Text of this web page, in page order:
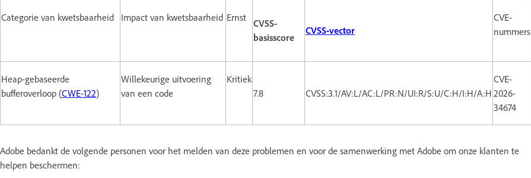
Categorie van kwetsbaarheid Impact van kwetsbaarheid Ernst CVSS-
basisscore
CVSS-vector
CVE-
nummers
Heap-gebaseerde
bufferoverloop (CWE-122)
Willekeurige uitvoering
van een code
Kritiek
7.8
CVSS:3.1/AV:L/AC:L/PR:N/UI:R/S:U/C:H/I:H/A:H
CVE-
2026-
34674
Adobe bedankt de volgende personen voor het melden van deze problemen en voor de samenwerking met Adobe om onze klanten te
helpen beschermen: